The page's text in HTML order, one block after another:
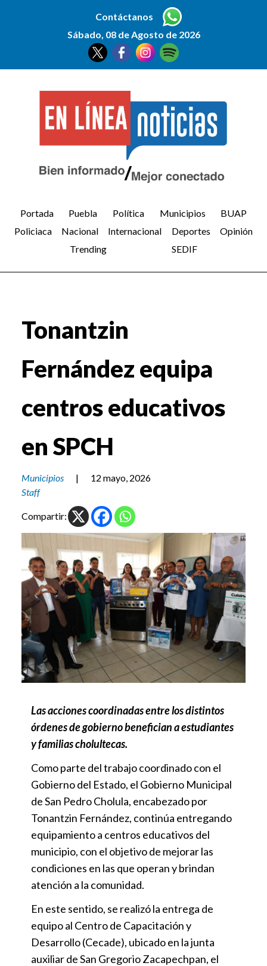
Contáctanos
Sábado, 08 de Agosto de 2026
Portada Puebla Política Municipios
BUAP
Policiaca
Nacional Internacional Deportes
Opinión
Trending
SEDIF
Tonantzin
Fernández equipa
centros educativos
en SPCH
Municipios |
12 mayo, 2026
Staff
Compartir:
Las acciones coordinadas entre los distintos
órdenes de gobierno benefician a estudiantes
y familias cholultecas.
Como parte del trabajo coordinado con el
Gobierno del Estado, el Gobierno Municipal
de San Pedro Cholula, encabezado por
Tonantzin Fernández, continúa entregando
equipamiento a centros educativos del
municipio, con el objetivo de mejorar las
condiciones en las que operan y brindan
atención a la comunidad.
En este sentido, se realizó la entrega de
equipo al Centro de Capacitación y
Desarrollo (Cecade), ubicado en la junta
auxiliar de San Gregorio Zacapechpan, el